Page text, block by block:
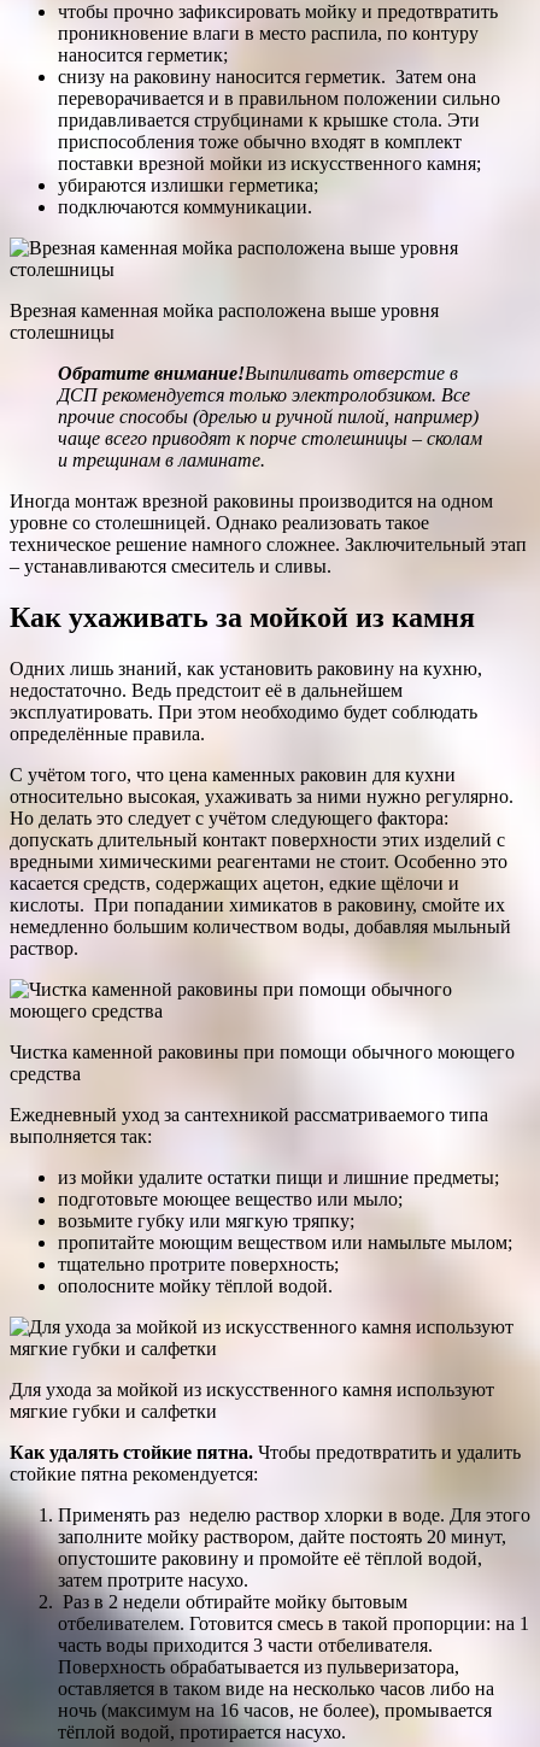
чтобы прочно зафиксировать мойку и предотвратить
проникновение влаги в место распила, по контуру
наносится герметик;
снизу на раковину наносится герметик. Затем она
переворачивается и в правильном положении сильно
придавливается струбцинами к крышке стола. Эти
приспособления тоже обычно входят в комплект
поставки врезной мойки из искусственного камня;
убираются излишки герметика;
подключаются коммуникации.
Врезная каменная мойка расположена выше уровня
столешницы
Обратите внимание!Выпиливать отверстие в
ДСП рекомендуется только электролобзиком. Все
прочие способы (дрелью и ручной пилой, например)
чаще всего приводят к порче столешницы – сколам
и трещинам в ламинате.
Иногда монтаж врезной раковины производится на одном
уровне со столешницей. Однако реализовать такое
техническое решение намного сложнее. Заключительный этап
– устанавливаются смеситель и сливы.
Как ухаживать за мойкой из камня
Одних лишь знаний, как установить раковину на кухню,
недостаточно. Ведь предстоит её в дальнейшем
эксплуатировать. При этом необходимо будет соблюдать
определённые правила.
С учётом того, что цена каменных раковин для кухни
относительно высокая, ухаживать за ними нужно регулярно.
Но делать это следует с учётом следующего фактора:
допускать длительный контакт поверхности этих изделий с
вредными химическими реагентами не стоит. Особенно это
касается средств, содержащих ацетон, едкие щёлочи и
кислоты. При попадании химикатов в раковину, смойте их
немедленно большим количеством воды, добавляя мыльный
раствор.
Чистка каменной раковины при помощи обычного моющего
средства
Ежедневный уход за сантехникой рассматриваемого типа
выполняется так:
из мойки удалите остатки пищи и лишние предметы;
подготовьте моющее вещество или мыло;
возьмите губку или мягкую тряпку;
пропитайте моющим веществом или намыльте мылом;
тщательно протрите поверхность;
ополосните мойку тёплой водой.
Для ухода за мойкой из искусственного камня используют
мягкие губки и салфетки
Как удалять стойкие пятна. Чтобы предотвратить и удалить
стойкие пятна рекомендуется:
Применять раз неделю раствор хлорки в воде. Для этого
заполните мойку раствором, дайте постоять 20 минут,
опустошите раковину и промойте её тёплой водой,
затем протрите насухо.
Раз в 2 недели обтирайте мойку бытовым
отбеливателем. Готовится смесь в такой пропорции: на 1
часть воды приходится 3 части отбеливателя.
Поверхность обрабатывается из пульверизатора,
оставляется в таком виде на несколько часов либо на
ночь (максимум на 16 часов, не более), промывается
тёплой водой, протирается насухо.